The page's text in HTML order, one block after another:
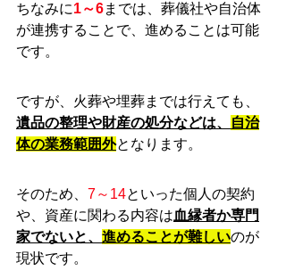
ちなみに1～6までは、葬儀社や自治体
が連携することで、進めることは可能
です。
ですが、火葬や埋葬までは行えても、
遺品の整理や財産の処分などは、
自治
体の業務範囲外となります。
そのため、 7～14といった個人の契約
や、資産に関わる内容は血縁者か専門
家でないと、 進めることが難しいのが
現状です。